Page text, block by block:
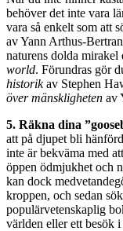
behöver det inte vara
vara så enkelt som att
av Yann Arthus-
naturens dolda
world. Förundras gör
historikav Stephen
över mänskligheten av
5. Räkna dina
att på djupet bli
inte är bekväma med
öppen ödmjukhet och
kan dock
kroppen, och sedan
populärvetenskaplig
världen eller ett besök